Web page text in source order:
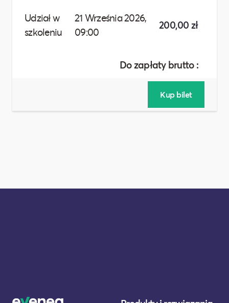
Udział w
szkoleniu
21 Września 2026,
09:00
200,00 zł
Do zapłaty brutto :